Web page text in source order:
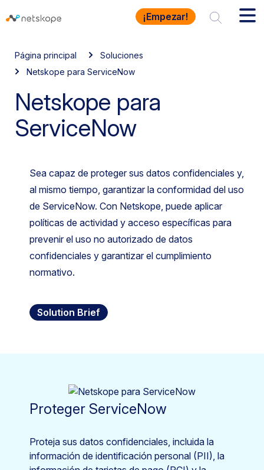
¡Empezar!
Página principal
Soluciones
Netskope para ServiceNow
Netskope para
ServiceNow
Sea capaz de proteger sus datos confidenciales y,
al mismo tiempo, garantizar la conformidad del uso
de ServiceNow. Con Netskope, puede aplicar
políticas de actividad y acceso específicas para
prevenir el uso no autorizado de datos
confidenciales y garantizar el cumplimiento
normativo.
Solution Brief
Proteger ServiceNow
Proteja sus datos confidenciales, incluida la
información de identificación personal (PII), la